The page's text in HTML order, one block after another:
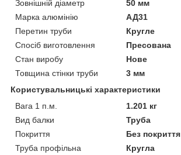
Зовнішній діаметр
50 мм
Марка алюмінію
АД31
Перетин труби
Кругле
Спосіб виготовлення
Пресована
Стан виробу
Нове
Товщина стінки труби
3 мм
Користувальницькі характеристики
Вага 1 п.м.
1.201 кг
Вид балки
Труба
Покриття
Без покриття
Труба профільна
Кругла